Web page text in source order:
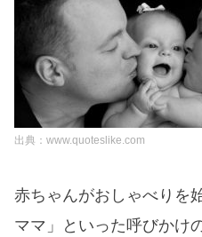
出典：www.quoteslike.com
赤ちゃんがおしゃべりを
ママ」といった呼びかけ